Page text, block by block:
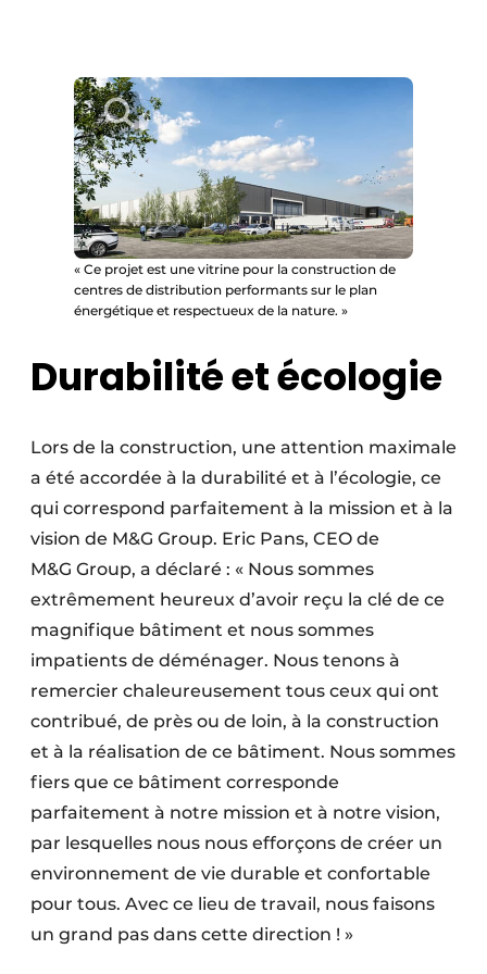
« Ce projet est une vitrine pour la construction de
centres de distribution performants sur le plan
énergétique et respectueux de la nature. »
Durabilité et écologie
Lors de la construction, une attention maximale
a été accordée à la durabilité et à l’écologie, ce
qui correspond parfaitement à la mission et à la
vision de M&G Group. Eric Pans, CEO de
M&G Group, a déclaré : « Nous sommes
extrêmement heureux d’avoir reçu la clé de ce
magnifique bâtiment et nous sommes
impatients de déménager. Nous tenons à
remercier chaleureusement tous ceux qui ont
contribué, de près ou de loin, à la construction
et à la réalisation de ce bâtiment. Nous sommes
fiers que ce bâtiment corresponde
parfaitement à notre mission et à notre vision,
par lesquelles nous nous efforçons de créer un
environnement de vie durable et confortable
pour tous. Avec ce lieu de travail, nous faisons
un grand pas dans cette direction ! »